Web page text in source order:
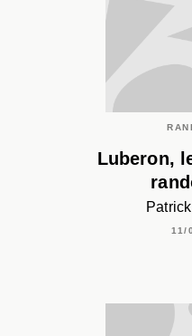
Luberon,
11/